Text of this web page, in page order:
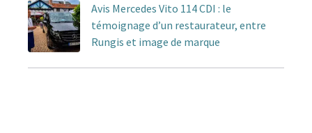
Avis Mercedes Vito 114 CDI : le
témoignage d’un restaurateur, entre
Rungis et image de marque